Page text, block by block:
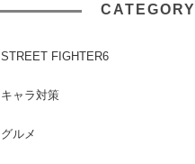
CATEGORY
STREET FIGHTER6
キャラ対策
グルメ